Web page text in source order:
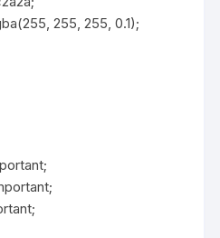
255, 255, 0.1);